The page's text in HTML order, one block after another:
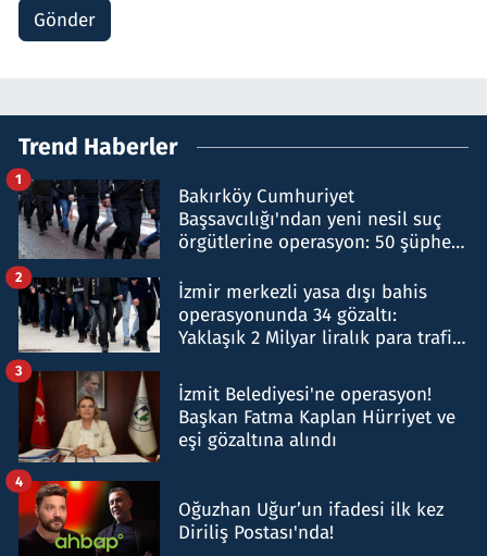
Gönder
Trend Haberler
Bakırköy Cumhuriyet
Başsavcılığı'ndan yeni nesil suç
örgütlerine operasyon: 50 şüpheli
1
İzmir merkezli yasa dışı bahis
operasyonunda 34 gözaltı:
Yaklaşık 2 Milyar liralık para trafiği
2
İzmit Belediyesi'ne operasyon!
Başkan Fatma Kaplan Hürriyet ve
eşi gözaltına alındı
3
Oğuzhan Uğur’un ifadesi ilk kez
Diriliş Postası'nda!
4